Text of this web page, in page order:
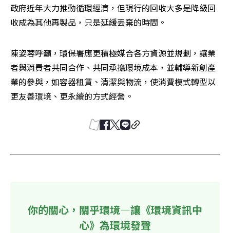
政府近年大力推動循環經濟，但現行的回收大多是降級回
收成為其他再製品，只是延緩丟棄的時間。
陳姿蓉呼籲，環保署應更積極媒合各方資源並規劃，讓業
者與消費者共同合作、共同承擔環境成本，並輔導新創產
業的參與，如容器租賃、清潔與物流，使消費模式轉型以
更友善環境、更永續的方式經營。
你的關心，關乎環境—讓《環境資訊中
心》為環境發聲